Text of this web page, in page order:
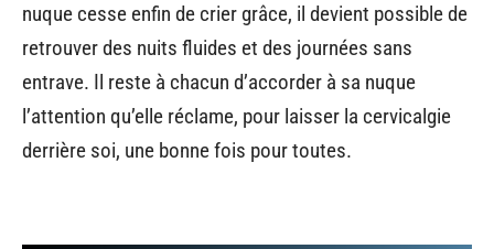
nuque cesse enfin de crier grâce, il devient possible de
retrouver des nuits fluides et des journées sans
entrave. Il reste à chacun d’accorder à sa nuque
l’attention qu’elle réclame, pour laisser la cervicalgie
derrière soi, une bonne fois pour toutes.